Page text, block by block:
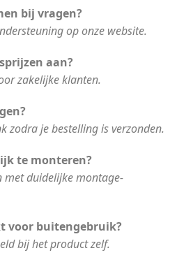
bij vragen?
op onze website.
aan?
zakelijke klanten.
zodra je bestelling is verzonden.
te monteren?
met duidelijke montage-
voor buitengebruik?
bij het product zelf.